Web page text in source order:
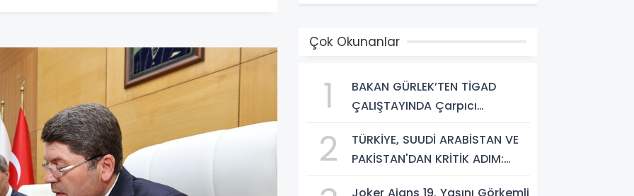
Çok Okunanlar
1
BAKAN GÜRLEK’TEN TİGAD
ÇALIŞTAYINDA Çarpıcı
Yeni Bir Aydınlığa Uyanacağız"
2
TÜRKİYE, SUUDİ ARABİSTAN VE
PAKİSTAN'DAN KRİTİK ADIM:
Joker Ajans 19. Yaşını Görkemli